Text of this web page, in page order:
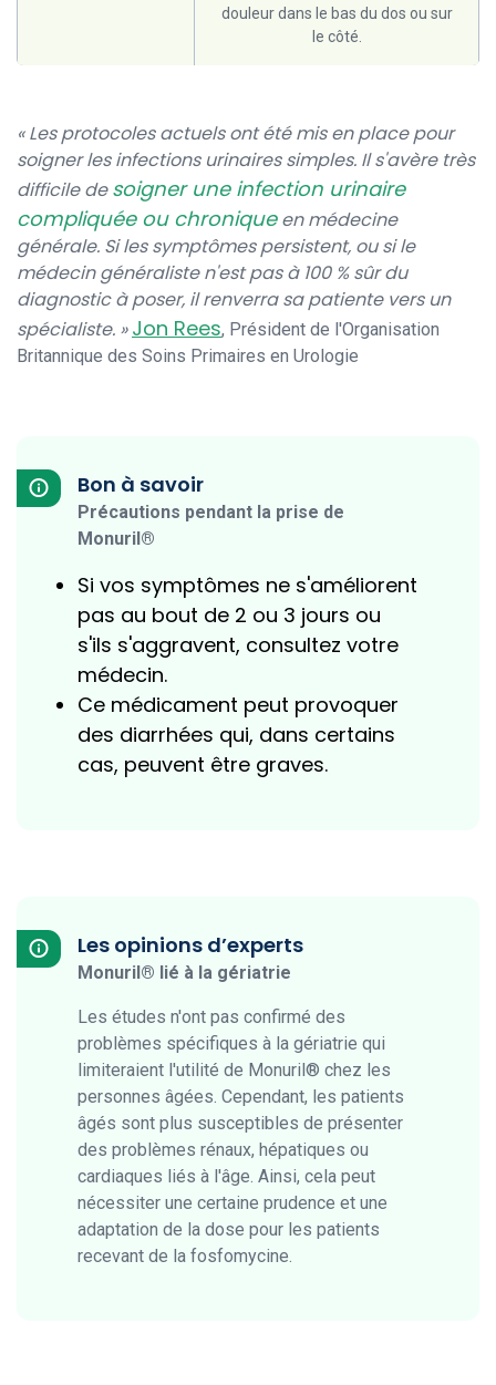
douleur dans le bas du dos ou sur
le côté.
« Les protocoles actuels ont été mis en place pour
soigner les infections urinaires simples. Il s'avère très
difficile desoigner une infection urinaire
compliquée ou chroniqueen médecine
générale. Si les symptômes persistent, ou si le
médecin généraliste n'est pas à 100 % sûr du
diagnostic à poser, il renverra sa patiente vers un
spécialiste. »Jon Rees, Président de l'Organisation
Britannique des Soins Primaires en Urologie
Bon à savoir
Précautions pendant la prise de
Monuril®
Si vos symptômes ne s'améliorent
pas au bout de 2 ou 3 jours ou
s'ils s'aggravent, consultez votre
médecin.
Ce médicament peut provoquer
des diarrhées qui, dans certains
cas, peuvent être graves.
Les opinions d’experts
Monuril® lié à la gériatrie
Les études n'ont pas confirmé des
problèmes spécifiques à la gériatrie qui
limiteraient l'utilité de Monuril® chez les
personnes âgées. Cependant, les patients
âgés sont plus susceptibles de présenter
des problèmes rénaux, hépatiques ou
cardiaques liés à l'âge. Ainsi, cela peut
nécessiter une certaine prudence et une
adaptation de la dose pour les patients
recevant de la fosfomycine.